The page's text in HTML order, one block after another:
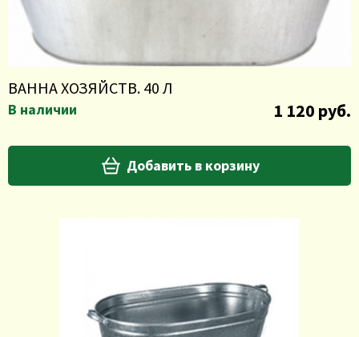
ВАННА ХОЗЯЙСТВ. 40 Л
В наличии 1 120 руб.
Добавить в корзину